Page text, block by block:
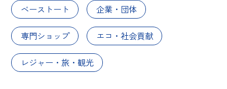
ベーストート 企業・団体
専門ショップ エコ・社会貢献
レジャー・旅・観光